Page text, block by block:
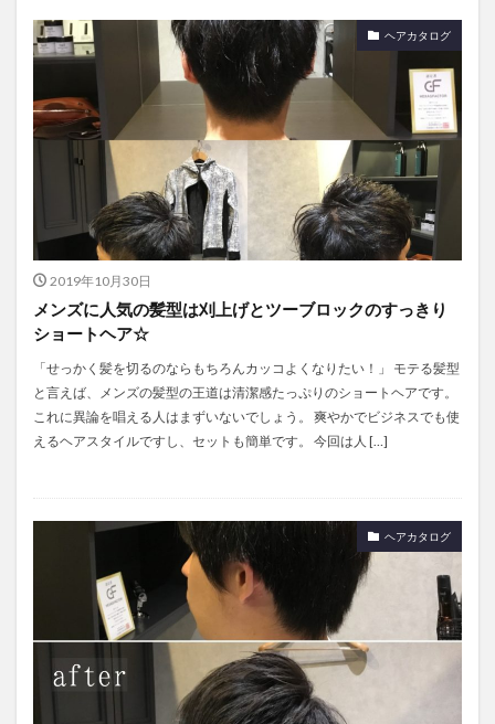
ヘアカタログ
2019年10月30日
メンズに人気の髪型は刈上げとツーブロックのすっきり
ショートヘア☆
「せっかく髪を切るのならもちろんカッコよくなりたい！」 モテる髪型
と言えば、メンズの髪型の王道は清潔感たっぷりのショートヘアです。
これに異論を唱える人はまずいないでしょう。 爽やかでビジネスでも使
えるヘアスタイルですし、セットも簡単です。 今回は人 […]
ヘアカタログ